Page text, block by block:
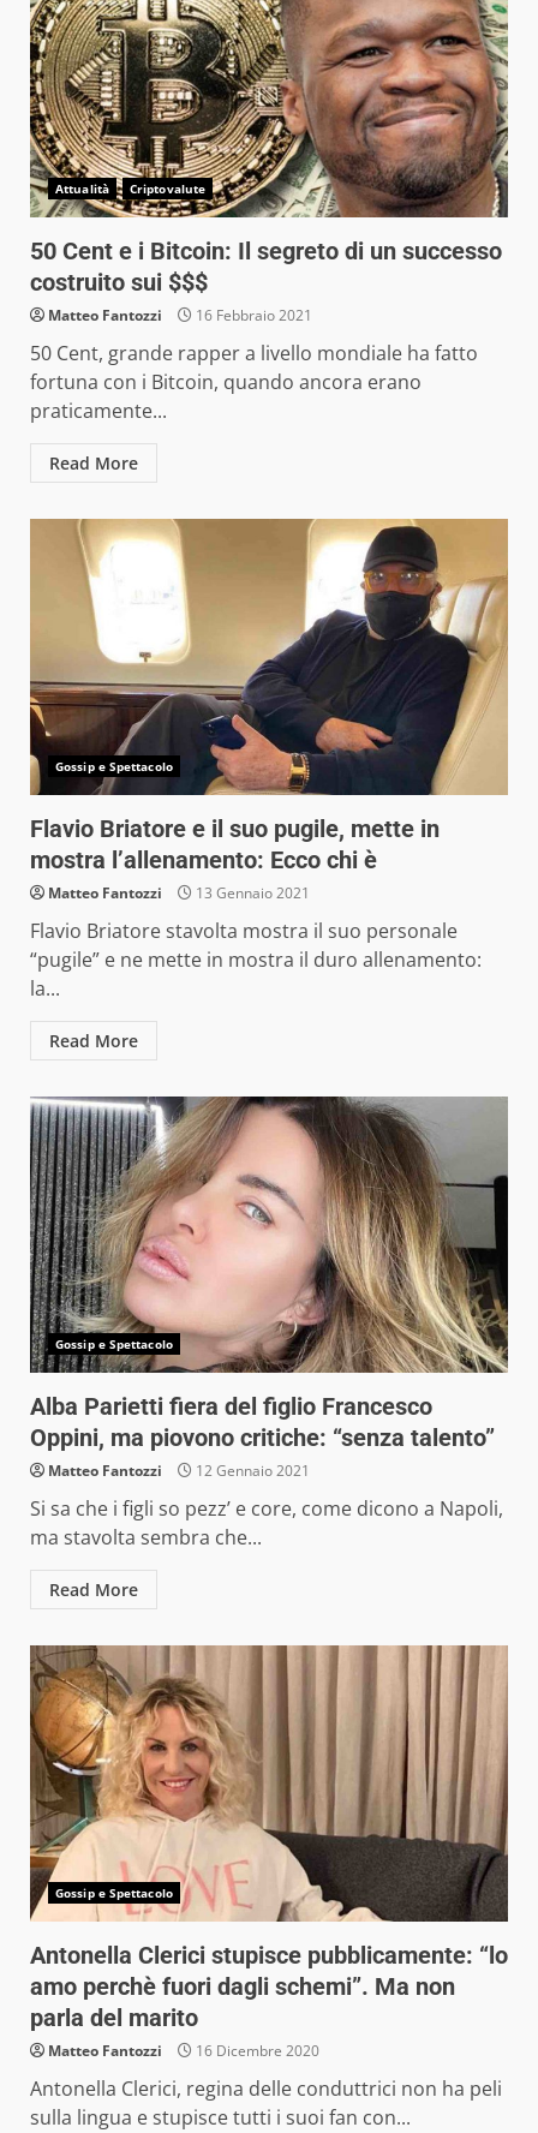
Attualità Criptovalute
50 Cent e i Bitcoin: Il segreto di un successo
costruito sui $$$
Matteo Fantozzi 16 Febbraio 2021
50 Cent, grande rapper a livello mondiale ha fatto
fortuna con i Bitcoin, quando ancora erano
praticamente...
Read More
Gossip e Spettacolo
Flavio Briatore e il suo pugile, mette in
mostra l’allenamento: Ecco chi è
Matteo Fantozzi 13 Gennaio 2021
Flavio Briatore stavolta mostra il suo personale
“pugile” e ne mette in mostra il duro allenamento:
la...
Read More
Gossip e Spettacolo
Alba Parietti fiera del figlio Francesco
Oppini, ma piovono critiche: “senza talento”
Matteo Fantozzi 12 Gennaio 2021
Si sa che i figli so pezz’ e core, come dicono a Napoli,
ma stavolta sembra che...
Read More
Gossip e Spettacolo
Antonella Clerici stupisce pubblicamente: “lo
amo perchè fuori dagli schemi”. Ma non
parla del marito
Matteo Fantozzi 16 Dicembre 2020
Antonella Clerici, regina delle conduttrici non ha peli
sulla lingua e stupisce tutti i suoi fan con...